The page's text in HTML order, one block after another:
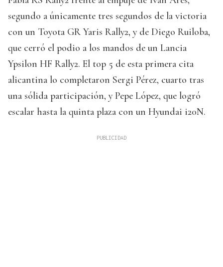
segundo a únicamente tres segundos de la victoria
con un Toyota GR Yaris Rally2, y de Diego Ruiloba,
que cerró el podio a los mandos de un Lancia
Ypsilon HF Rally2. El top 5 de esta primera cita
alicantina lo completaron Sergi Pérez, cuarto tras
una sólida participación, y Pepe López, que logró
escalar hasta la quinta plaza con un Hyundai i20N.